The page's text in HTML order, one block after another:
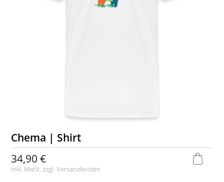
Chema | Shirt
34,90 €
inkl. MwSt. zzgl.Versandkosten